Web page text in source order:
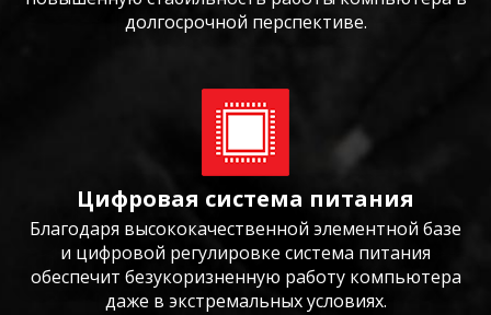
долгосрочной перспективе.
Цифровая система питания
Благодаря высококачественной элементной базе
и цифровой регулировке система питания
обеспечит безукоризненную работу компьютера
даже в экстремальных условиях.